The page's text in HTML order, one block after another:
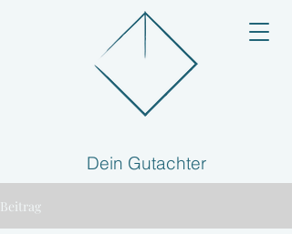
Dein Gutachter
Beitrag